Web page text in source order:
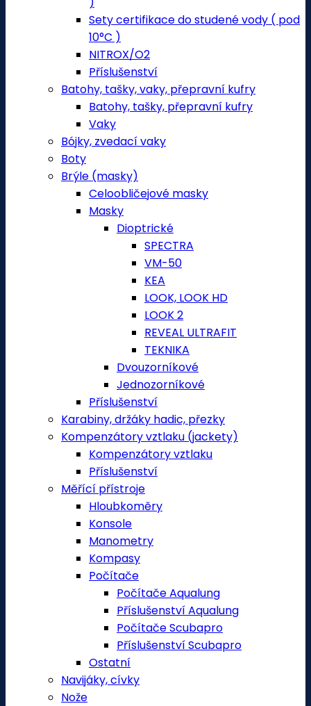
Sety certifikace do studené vody ( pod
10°C )
NITROX/O2
Příslušenství
Batohy, tašky, vaky, přepravní kufry
Batohy, tašky, přepravní kufry
Vaky
Bójky, zvedací vaky
Boty
Brýle (masky)
Celoobličejové masky
Masky
Dioptrické
SPECTRA
VM-50
KEA
LOOK, LOOK HD
LOOK 2
REVEAL ULTRAFIT
TEKNIKA
Dvouzorníkové
Jednozorníkové
Příslušenství
Karabiny, držáky hadic, přezky
Kompenzátory vztlaku (jackety)
Kompenzátory vztlaku
Příslušenství
Měřící přístroje
Hloubkoměry
Konsole
Manometry
Kompasy
Počítače
Počítače Aqualung
Příslušenství Aqualung
Počítače Scubapro
Příslušenství Scubapro
Ostatní
Navijáky, cívky
Nože